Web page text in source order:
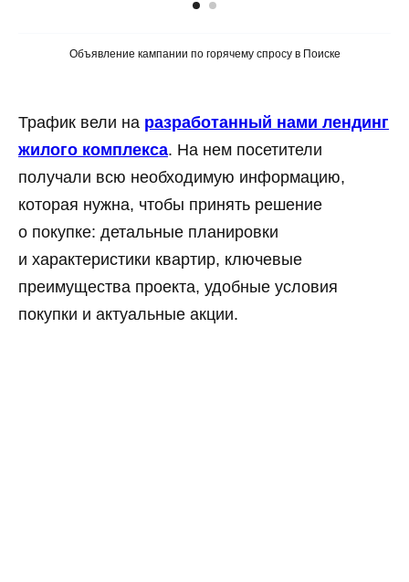
Объявление кампании по горячему спросу в Поиске
Трафик вели на разработанный нами лендинг
жилого комплекса. На нем посетители
получали всю необходимую информацию,
которая нужна, чтобы принять решение
о покупке: детальные планировки
и характеристики квартир, ключевые
преимущества проекта, удобные условия
покупки и актуальные акции.
контент, чтобы оффер в квизе
менялся в зависимости от того,
пользователь. Например, если
он кликнул на объявление